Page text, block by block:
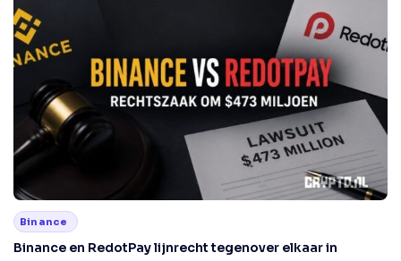
Binance
Binance en RedotPay lijnrecht tegenover elkaar in